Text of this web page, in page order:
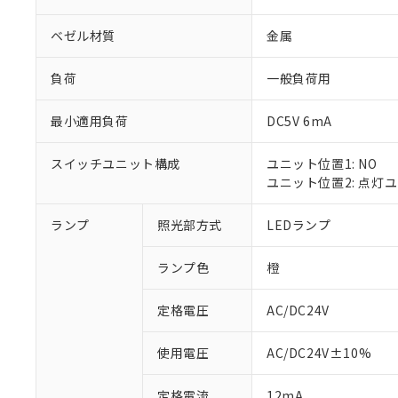
ベゼル材質 金属
負荷 一般負荷用
最小適用負荷 DC5V 6mA
スイッチユニット構成
ユニット位置1: NO
ユニット位置2: 点灯
ランプ 照光部方式 LEDランプ
ランプ色 橙
定格電圧 AC/DC24V
使用電圧 AC/DC24V±10%
ご利用条件
以下の条件をお
※1 対応状況
対応予定：EU
対応予定なし：
調査・確認中：
非該当品：ライセ
※1 中国